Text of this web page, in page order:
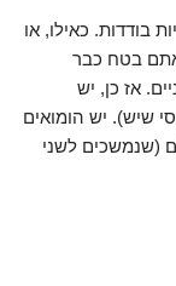
בודדות. כאילו, או
בטח כבר
אז כן, יש
שיש). יש הומואים
(שנמשכים לשני